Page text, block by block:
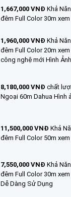
1,667,000 VNĐ Khả
đêm Full Color 30m
1,960,000 VNĐ Khả
đêm Full Color 20m
công nghệ mới Hình
8,180,000 VNĐ chất
Ngoại 60m Dahua Hình
11,500,000 VNĐ Khả
đêm Full Color 50m
7,550,000 VNĐ Khả
đêm Full Color 30m
Dễ Dàng Sử Dụng